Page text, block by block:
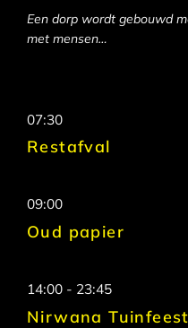
Een dorp wordt gebouwd
met mensen…
07:30
Restafval
09:00
Oud papier
14:00 - 23:45
Nirwana